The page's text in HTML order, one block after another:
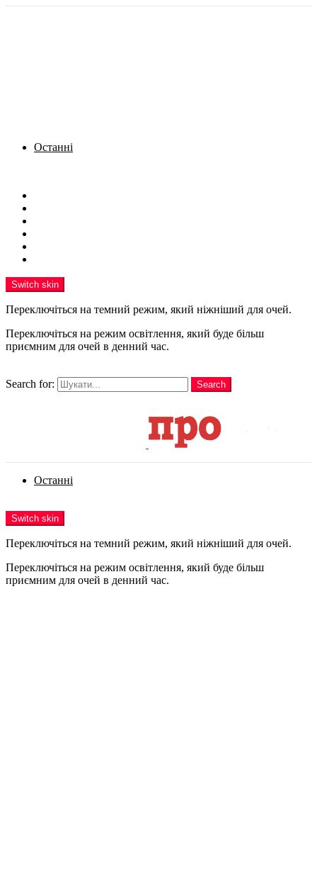
Останні
Switch skin
Переключіться на темний режим, який ніжніший для очей.
Переключіться на режим освітлення, який буде більш
приємним для очей в денний час.
Search for:
Search
Останні
Switch skin
Переключіться на темний режим, який ніжніший для очей.
Переключіться на режим освітлення, який буде більш
приємним для очей в денний час.